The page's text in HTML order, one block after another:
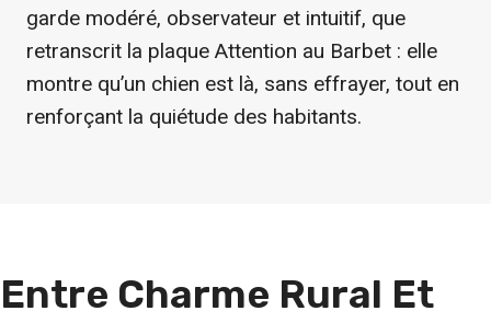
garde modéré, observateur et intuitif, que
retranscrit la plaque Attention au Barbet : elle
montre qu’un chien est là, sans effrayer, tout en
renforçant la quiétude des habitants.
Entre Charme Rural Et